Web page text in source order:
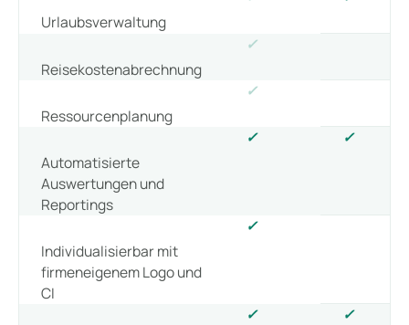
Urlaubsverwaltung
Reisekostenabrechnung
✓
Ressourcenplanung
✓
Automatisierte
Auswertungen und
Reportings
✓ ✓
Individualisierbar mit
firmeneigenem Logo und
CI
✓
✓ ✓